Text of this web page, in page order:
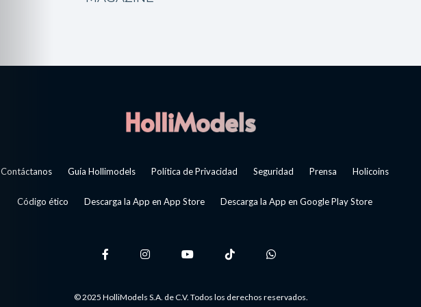
Contáctanos Guía Hollimodels Política de Privacidad Seguridad Prensa Holicoins
Código ético Descarga la App en App Store Descarga la App en Google Play Store
© 2025 HolliModels S.A. de C.V. Todos los derechos reservados.